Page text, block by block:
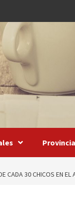
CADA 30 CHICOS EN EL